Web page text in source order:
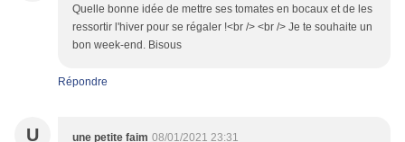
Quelle bonne idée de mettre ses tomates en bocaux et de les
ressortir l'hiver pour se régaler !<br /> <br /> Je te souhaite un
bon week-end. Bisous
Répondre
U une petite faim 08/01/2021 23:31